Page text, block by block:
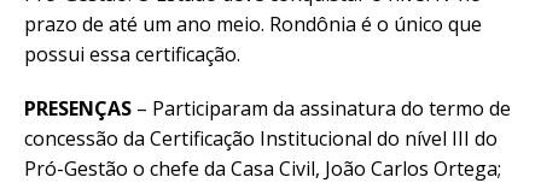
prazo de até um ano meio. Rondônia é o único que
possui essa certificação.
PRESENÇAS – Participaram da assinatura do termo de
concessão da Certificação Institucional do nível III do
Pró-Gestão o chefe da Casa Civil, João Carlos Ortega;